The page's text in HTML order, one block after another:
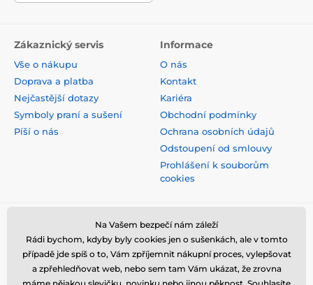
Zákaznický servis
Vše o nákupu
Doprava a platba
Nejčastější dotazy
Symboly praní a sušení
Píší o nás
Informace
O nás
Kontakt
Kariéra
Obchodní podmínky
Ochrana osobních údajů
Odstoupení od smlouvy
Prohlášení k souborům
cookies
Bezpečná platba kartou
Na Vašem bezpečí nám záleží
Rádi bychom, kdyby byly cookies jen o sušenkách, ale v tomto
případě jde spíš o to, Vám zpříjemnit nákupní proces, vylepšovat
a zpřehledňovat web, nebo sem tam Vám ukázat, že zrovna